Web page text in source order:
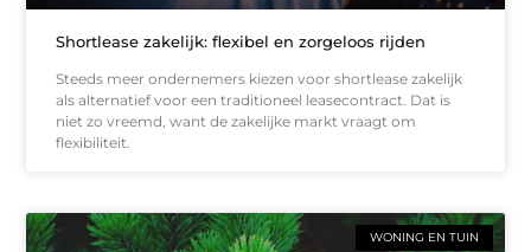
Shortlease zakelijk: flexibel en zorgeloos rijden
Steeds meer ondernemers kiezen voor shortlease zakelijk
als alternatief voor een traditioneel leasecontract. Dat is
niet zo vreemd, want de zakelijke markt vraagt om
flexibiliteit.
WONING EN TUIN